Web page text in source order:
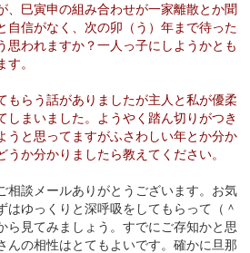
、巳寅申の組み合わせが一家離散とか聞
自信がなく、次の卯（う）年まで待った
思われますか？一人っ子にしようかとも
。
らう話がありましたが主人と私が優柔
しまいました。ようやく踏ん切りがつき
うと思ってますがふさわしい年とか分か
うか分かりましたら教えてください。
談メールありがとうございます。お気
はゆっくりと深呼吸をしてもらって（＾
ら見てみましょう。すでにご存知かと思
んの相性はとてもよいです。確かに旦那